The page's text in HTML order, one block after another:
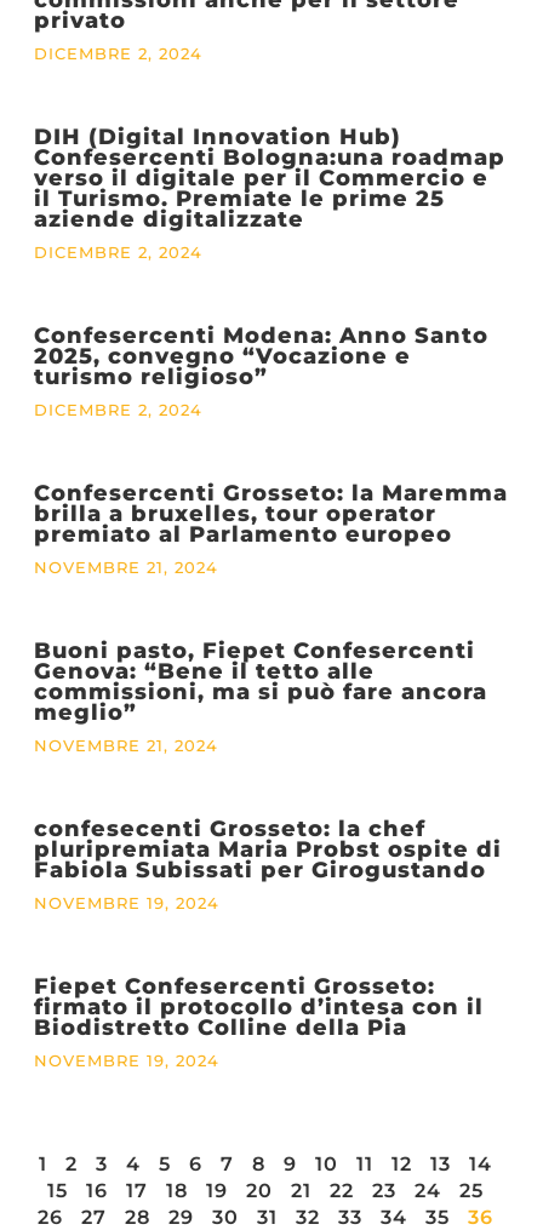
privato
DICEMBRE 2, 2024
DIH (Digital Innovation Hub)
Confesercenti Bologna:una roadmap
verso il digitale per il Commercio e
il Turismo. Premiate le prime 25
aziende digitalizzate
DICEMBRE 2, 2024
Confesercenti Modena: Anno Santo
2025, convegno “Vocazione e
turismo religioso”
DICEMBRE 2, 2024
Confesercenti Grosseto: la Maremma
brilla a bruxelles, tour operator
premiato al Parlamento europeo
NOVEMBRE 21, 2024
Buoni pasto, Fiepet Confesercenti
Genova: “Bene il tetto alle
commissioni, ma si può fare ancora
meglio”
NOVEMBRE 21, 2024
confesecenti Grosseto: la chef
pluripremiata Maria Probst ospite di
Fabiola Subissati per Girogustando
NOVEMBRE 19, 2024
Fiepet Confesercenti Grosseto:
firmato il protocollo d’intesa con il
Biodistretto Colline della Pia
NOVEMBRE 19, 2024
1 2 3 4 5 6 7 8 9 10 11 12 13
14
15
16 17 18 19 20 21 22 23 24
25
26
27 28 29 30 31 32 33 34 35
36